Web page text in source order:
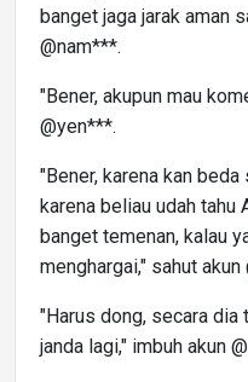
banget jaga jarak aman
@nam***.
"Bener, akupun mau
@yen***.
"Bener, karena kan
karena beliau udah tahu
banget temenan, kalau
menghargai," sahut akun
"Harus dong, secara dia
janda lagi," imbuh akun